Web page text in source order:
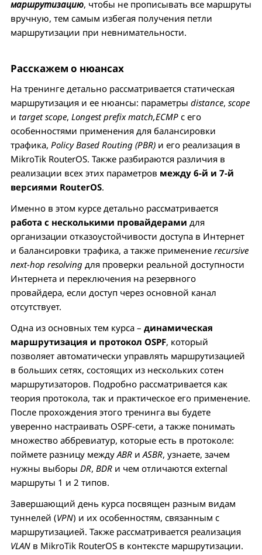
маршрутизацию, чтобы не прописывать все маршруты
вручную, тем самым избегая получения петли
маршрутизации при невнимательности.
Расскажем о нюансах
На тренинге детально рассматривается статическая
маршрутизация и ее нюансы: параметры distance, scope
и target scope, Longest prefix match,ECMP c его
особенностями применения для балансировки
трафика, Policy Based Routing (PBR) и его реализация в
MikroTik RouterOS. Также разбираются различия в
реализации всех этих параметров между 6-й и 7-й
версиями RouterOS.
Именно в этом курсе детально рассматривается
работа с несколькими провайдерами для
организации отказоустойчивости доступа в Интернет
и балансировки трафика, а также применение recursive
next-hop resolving для проверки реальной доступности
Интернета и переключения на резервного
провайдера, если доступ через основной канал
отсутствует.
Одна из основных тем курса – динамическая
маршрутизация и протокол OSPF, который
позволяет автоматически управлять маршрутизацией
в больших сетях, состоящих из нескольких сотен
маршрутизаторов. Подробно рассматривается как
теория протокола, так и практическое его применение.
После прохождения этого тренинга вы будете
уверенно настраивать OSPF-сети, а также понимать
множество аббревиатур, которые есть в протоколе:
поймете разницу междуABR иASBR, узнаете, зачем
нужны выборы DR, BDR и чем отличаются external
маршруты 1 и 2 типов.
Завершающий день курса посвящен разным видам
туннелей (VPN) и их особенностям, связанным с
маршрутизацией. Также рассматривается реализация
VLAN в MikroTik RouterOS в контексте маршрутизации.